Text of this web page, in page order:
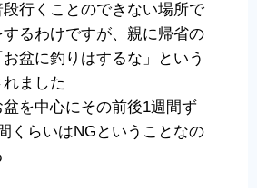
行くことのできない場所で
るわけですが、親に帰省の
盆に釣りはするな」という
ました
盆を中心にその前後1週間ず
くらいはNGということなの